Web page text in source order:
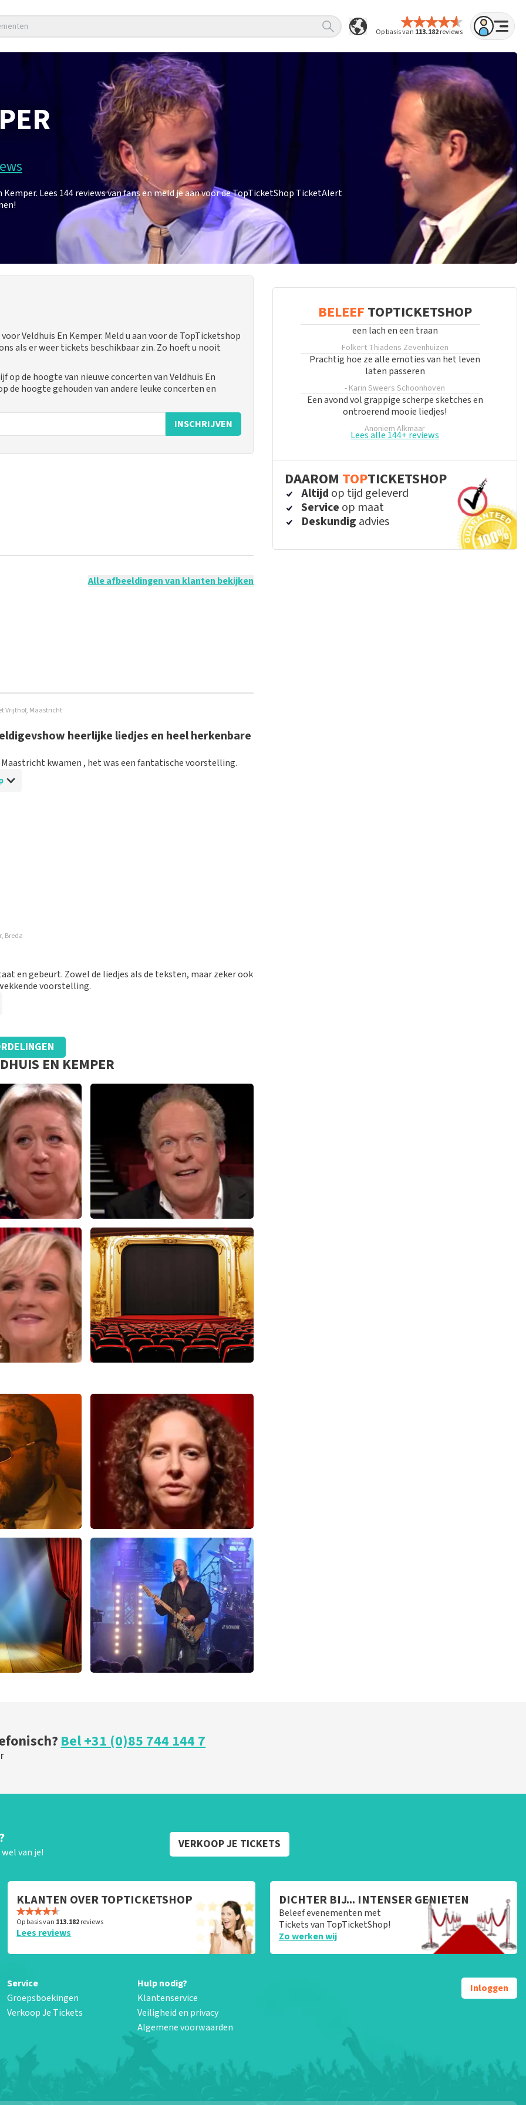
Op basis van 113.182reviews
Lees 144 reviews van fans en meld je aan voor de TopTicketShop TicketAlert
Veldhuis En Kemper. Meld u aan voor de TopTicketshop
als er weer tickets beschikbaar zin. Zo hoeft u nooit
de hoogte van nieuwe concerten van Veldhuis En
de hoogte gehouden van andere leuke concerten en
INSCHRIJVEN
om een review achter te laten als je geen tickets
Alle afbeeldingen van klanten bekijken
Vrijthof, Maastricht
heerlijke liedjes en heel herkenbare
kwamen , het was een fantatische voorstelling.
Breda
en gebeurt. Zowel de liedjes als de teksten, maar zeker ook
voorstelling.
EN KEMPER
Laat
reviews
Bert Visscher
reviews
reviews 60reviews
BEKIJKEN
Esther van der Voort
634 laatste 30 minuten
BESTEL NU
BELEEF TOPTICKETSHOP
een lach en een traan
Folkert Thiadens Zevenhuizen
Prachtig hoe ze alle emoties van het leven
laten passeren
- Karin Sweers Schoonhoven
Een avond vol grappige scherpe sketches en
ontroerend mooie liedjes!
AnoniemAlkmaar
Lees alle 144+ reviews
DAAROM TOPTICKETSHOP
Altijd op tijd geleverd
Service op maat
Deskundig advies
Bel +31 (0)85 744 144 7
van je!
VERKOOP JE TICKETS
KLANTEN OVER TOPTICKETSHOP
Op basis van 113.182reviews
Lees reviews
DICHTER BIJ... INTENSER GENIETEN
Beleef evenementen met
Tickets van TopTicketShop!
Zo werken wij
Service
Groepsboekingen
Verkoop Je Tickets
Hulp nodig?
Klantenservice
Veiligheid en privacy
Algemene voorwaarden
Inloggen